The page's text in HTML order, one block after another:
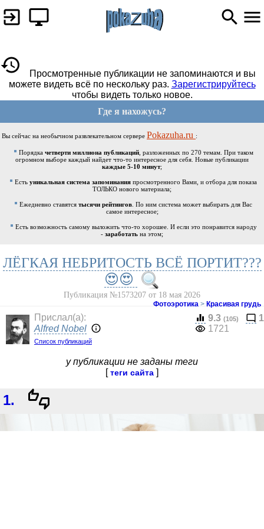
Просмотренные публикации не запоминаются и вы
можете видеть всё по нескольку раз. Зарегистрируйтесь
чтобы видеть только новое.
Где я нахожусь?
Вы сейчас на необычном развлекательном сервере Pokazuha.ru :
Порядка четверти миллиона публикаций, разложенных по 270 темам. При таком
огромном выборе каждый найдет что-то интересное для себя. Новые публикации
каждые 5-10 минут;
Есть уникальная система запоминания просмотренного Вами, и отбора для показа
ТОЛЬКО нового материала;
Ежедневно ставятся тысячи рейтингов . По ним система может выбирать для Вас
самое интересное;
Есть возможность самому выложить что-то хорошее. И если это понравится народу
- заработать на этом;
ЛЁГКАЯ НЕБРИТОСТЬ ВСЁ ПОРТИТ???
😍😍
Публикация №1573207 от 18 мая 2026
Фотоэротика > Красивая грудь
Прислал(a):
Alfred Nobel
Список публикаций
9.3 (105)
1
1721
у публикации не заданы теги
теги сайта
1.